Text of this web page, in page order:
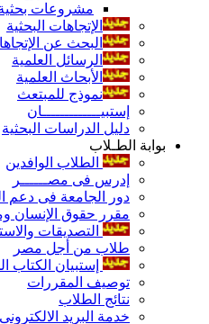
مشروعات بحثية
الإتجاهات البحثية
البحث عن
الرسائل العلمية
الأبحاث العلمية
نموذج للمبتعث
إستبيـــــــــــــان
دليل الدراسات البحثية
بوابة الطـلاب
الطلاب الوافدين
إدرس فى مصــــــر
دور الجامعة فى دعم
مقرر حقوق الإنسان
التصديقات
طلاب من أجل مصر
إستبيان الكتاب
توصيف المقررات
نتائج الطلاب
خدمة البريد الالكترونى